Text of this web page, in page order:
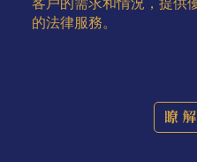
的法律服務。
瞭